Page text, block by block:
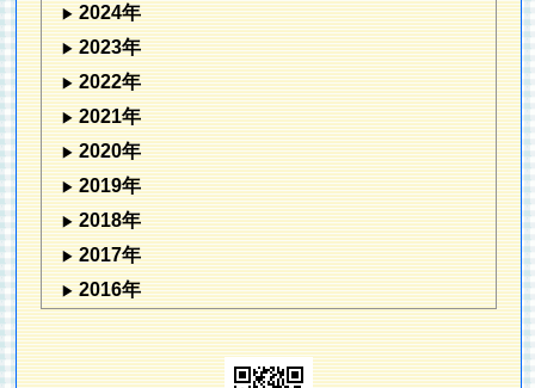
2024年
2023年
2022年
2021年
2020年
2019年
2018年
2017年
2016年